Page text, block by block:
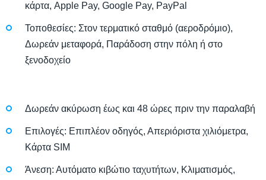
κάρτα, Apple Pay, Google Pay, PayPal
Τοποθεσίες: Στον τερματικό σταθμό (αεροδρόμιο),
Δωρεάν μεταφορά, Παράδοση στην πόλη ή στο
ξενοδοχείο
Δωρεάν ακύρωση έως και 48 ώρες πριν την παραλαβή
Επιλογές: Επιπλέον οδηγός, Απεριόριστα χιλιόμετρα,
Κάρτα SIM
Άνεση: Αυτόματο κιβώτιο ταχυτήτων, Κλιματισμός,